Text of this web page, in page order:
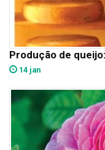
Produção de
14 jan